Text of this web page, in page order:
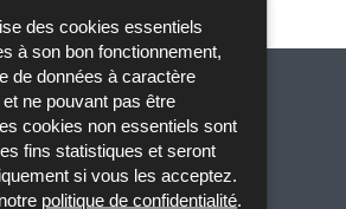
des cookies essentiels
à son bon fonctionnement,
de données à caractère
ne pouvant pas être
cookies non essentiels sont
fins statistiques et seront
si vous les acceptez.
politique de confidentialité.
07/2020